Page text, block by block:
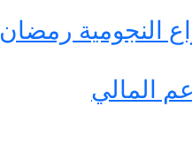
رمضان 2026
المالي